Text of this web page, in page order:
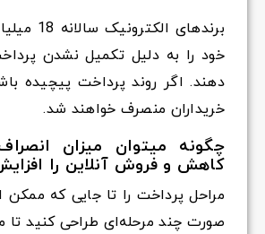
برندهای
خود را به دلیل تکمیل نشدن
خریداران منصرف خواهند شد.
چگونه میتوان میزان
کاهش و فروش آنلاین را
مراحل پرداخت را تا جایی که
صورت چند مرحله‌ای طراحی کنید تا